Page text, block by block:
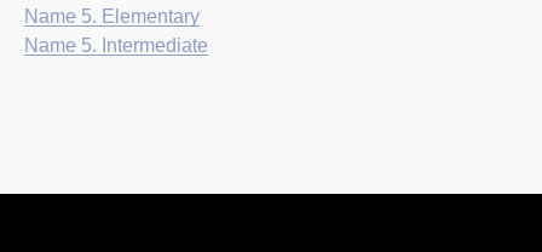
Name 5. Elementary
Name 5. Intermediate